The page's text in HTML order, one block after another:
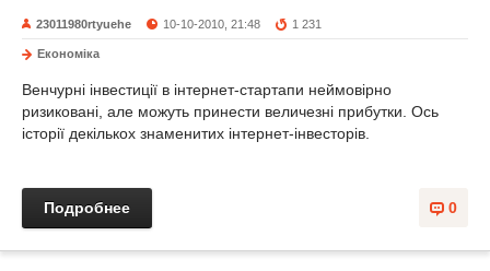
23011980rtyuehe 10-10-2010, 21:48 1 231
Економіка
Венчурні інвестиції в інтернет-стартапи неймовірно
ризиковані, але можуть принести величезні прибутки. Ось
історії декількох знаменитих інтернет-інвесторів.
0
Подробнее